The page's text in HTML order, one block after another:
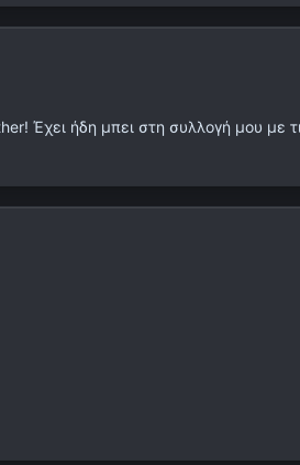
Έχει ήδη μπει στη συλλογή μου με